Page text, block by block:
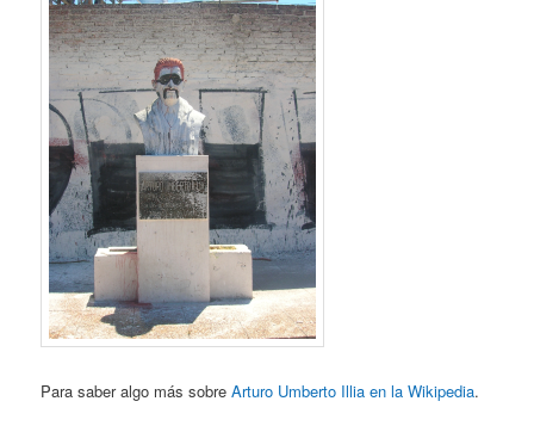
Para saber algo más sobreArturo Umberto Illia en la Wikipedia.